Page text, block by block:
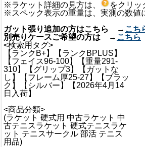
※ラケット詳細の見方は、
をクリッ
※スペック表示の重量は、実測の数値
ガット張り追加の方はこちら → こち
別売りケースご希望の方は → こちら
<検索用タグ>
【ランクB+】【ランクBPLUS】
【フェイス96-100】【重量291-
310】【グリップ3】【ガットな
し】【フレーム厚25-27】【ブラッ
ク】【シルバー】【2026年4月14
日入荷】
<商品分類>
(ラケット 硬式用 中古ラケット 中
古テニスラケット 硬式テニスラケ
ット テニスサークル 部活 テニス
用品)